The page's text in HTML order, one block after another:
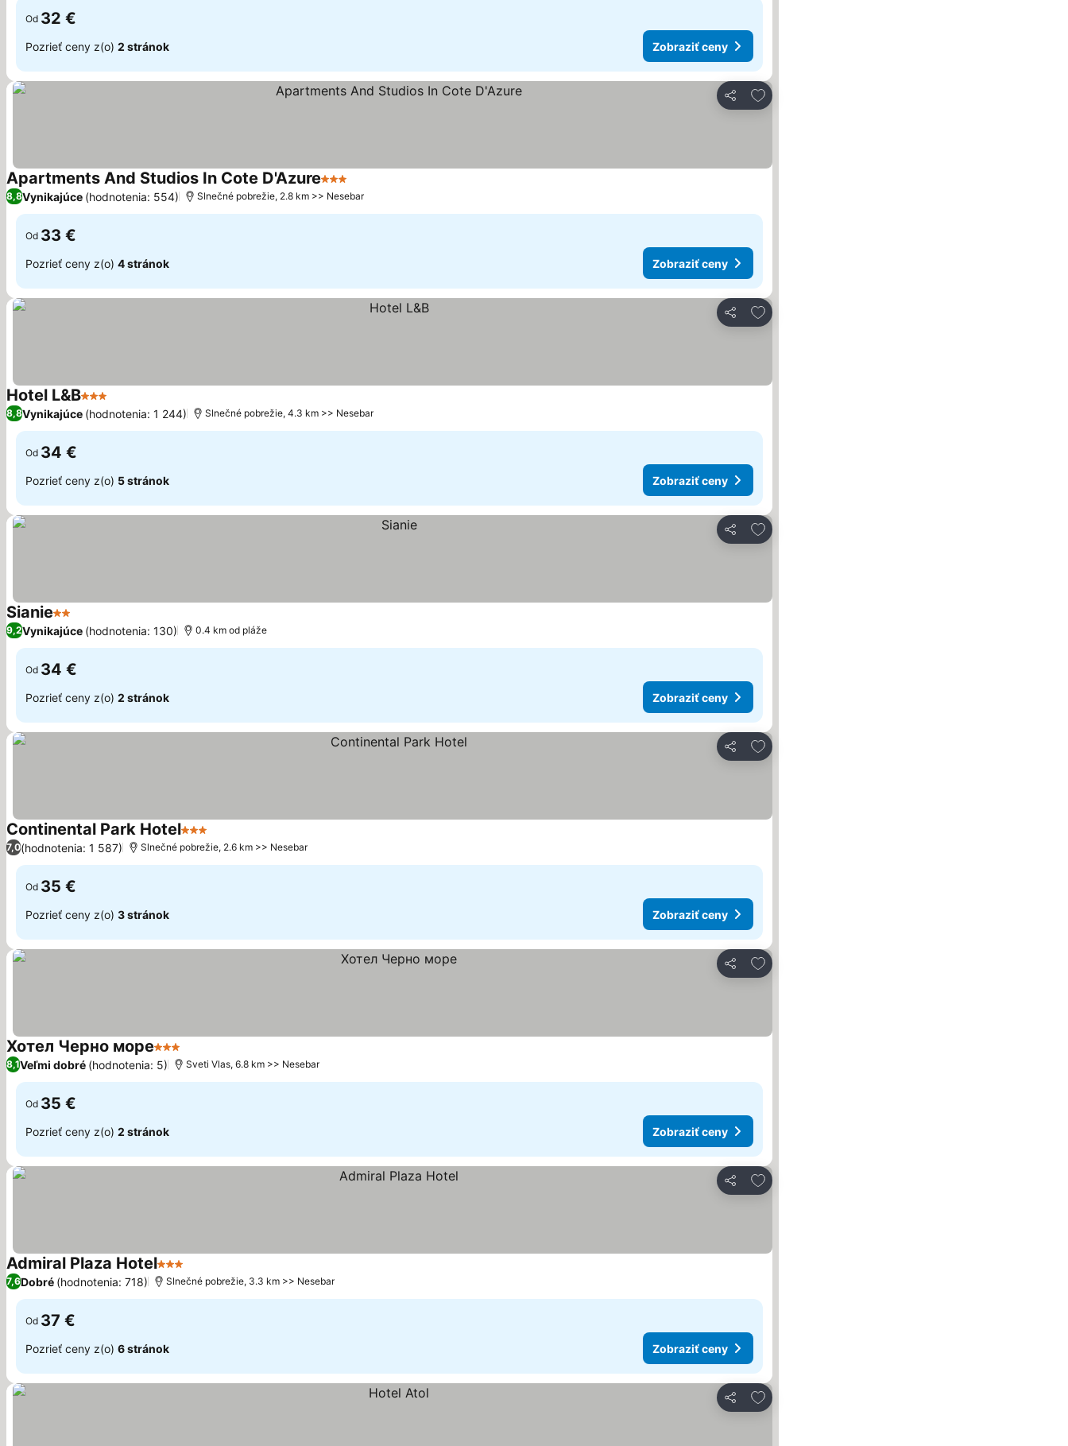
Od 32 €
Pozrieť ceny z(o) 2 stránok Zobraziť ceny
Zdieľať
Pridať do obľúbených
Apartments And Studios In Cote D'Azure3 Počet hviezdičiek
8,8Vynikajúce (hodnotenia: 554) Slnečné pobrežie, 2.8 km >> Nesebar
Od 33 €
Pozrieť ceny z(o) 4 stránok Zobraziť ceny
Zdieľať
Pridať do obľúbených
Hotel L&B3 Počet hviezdičiek
8,8Vynikajúce (hodnotenia: 1 244) Slnečné pobrežie, 4.3 km >> Nesebar
Od 34 €
Pozrieť ceny z(o) 5 stránok Zobraziť ceny
Zdieľať
Pridať do obľúbených
Sianie2 Počet hviezdičiek
9,2Vynikajúce (hodnotenia: 130) 0.4 km od pláže
Od 34 €
Pozrieť ceny z(o) 2 stránok Zobraziť ceny
Zdieľať
Pridať do obľúbených
Continental Park Hotel3 Počet hviezdičiek
7,0(hodnotenia: 1 587) Slnečné pobrežie, 2.6 km >> Nesebar
Od 35 €
Pozrieť ceny z(o) 3 stránok Zobraziť ceny
Zdieľať
Pridať do obľúbených
Хотел Черно море3 Počet hviezdičiek
8,1Veľmi dobré (hodnotenia: 5) Sveti Vlas, 6.8 km >> Nesebar
Od 35 €
Pozrieť ceny z(o) 2 stránok Zobraziť ceny
Zdieľať
Pridať do obľúbených
Admiral Plaza Hotel3 Počet hviezdičiek
7,6Dobré (hodnotenia: 718) Slnečné pobrežie, 3.3 km >> Nesebar
Od 37 €
Pozrieť ceny z(o) 6 stránok Zobraziť ceny
Zdieľať
Pridať do obľúbených